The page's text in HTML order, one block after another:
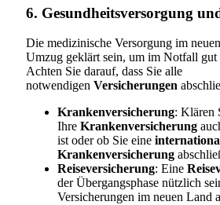
6. Gesundheitsversorgung
Die medizinische Versorgung im
Umzug geklärt sein, um im Notfall gut
Achten Sie darauf, dass Sie alle
notwendigen Versicherungen
Krankenversicherung: Klären
Ihre Krankenversicherung
ist oder ob Sie eine
Krankenversicherung
Reiseversicherung: Eine
der Übergangsphase nützlich
Versicherungen im neuen Land